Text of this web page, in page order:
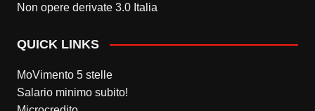
Non opere derivate 3.0 Italia
QUICK LINKS
MoVimento 5 stelle
Salario minimo subito!